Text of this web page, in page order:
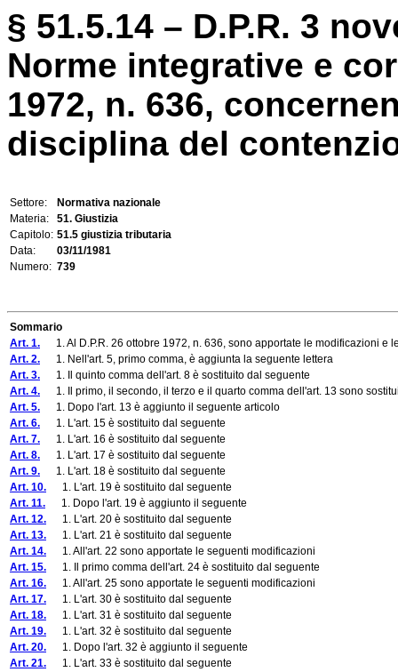
§ 51.5.14 – D.P.R. 3
Norme integrative e
1972, n. 636,
disciplina del
Settore:
Normativa nazionale
Materia:
51. Giustizia
Capitolo: 51.5 giustizia tributaria
Data:
03/11/1981
Numero: 739
Sommario
Art. 1. 1. Al D.P.R. 26 ottobre 1972, n. 636, sono apportate le modificazioni e
Art. 2. 1. Nell'art. 5, primo comma, è aggiunta la seguente lettera
Art. 3. 1. Il quinto comma dell'art. 8 è sostituito dal seguente
Art. 4. 1. Il primo, il secondo, il terzo e il quarto comma dell'art. 13 sono
Art. 5. 1. Dopo l'art. 13 è aggiunto il seguente articolo
Art. 6. 1. L'art. 15 è sostituito dal seguente
Art. 7. 1. L'art. 16 è sostituito dal seguente
Art. 8. 1. L'art. 17 è sostituito dal seguente
Art. 9. 1. L'art. 18 è sostituito dal seguente
Art. 10. 1. L'art. 19 è sostituito dal seguente
Art. 11. 1. Dopo l'art. 19 è aggiunto il seguente
Art. 12. 1. L'art. 20 è sostituito dal seguente
Art. 13. 1. L'art. 21 è sostituito dal seguente
Art. 14. 1. All'art. 22 sono apportate le seguenti modificazioni
Art. 15. 1. Il primo comma dell'art. 24 è sostituito dal seguente
Art. 16. 1. All'art. 25 sono apportate le seguenti modificazioni
Art. 17. 1. L'art. 30 è sostituito dal seguente
Art. 18. 1. L'art. 31 è sostituito dal seguente
Art. 19. 1. L'art. 32 è sostituito dal seguente
Art. 20. 1. Dopo l'art. 32 è aggiunto il seguente
Art. 21. 1. L'art. 33 è sostituito dal seguente